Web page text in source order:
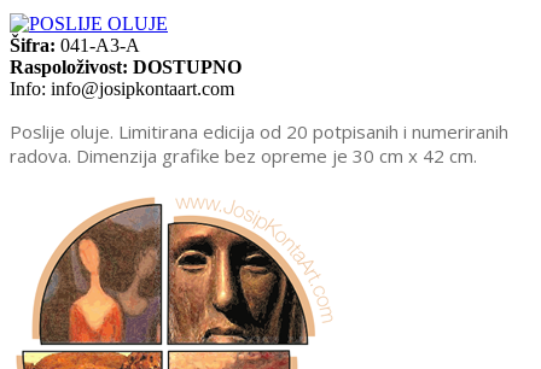
Šifra: 041-A3-A
Raspoloživost: DOSTUPNO
Info: info@josipkontaart.com
Poslije oluje. Limitirana edicija od 20 potpisanih i numeriranih
radova. Dimenzija grafike bez opreme je 30 cm x 42 cm.